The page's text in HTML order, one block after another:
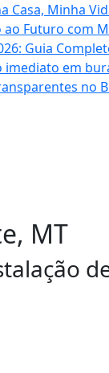
Casa, Minha
ao Futuro com
Guia
em
no
MT